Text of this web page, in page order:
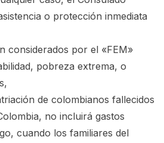
o protección inmediata
considerados por el «FEM»
pobreza extrema, o
de colombianos fallecidos
no incluirá gastos
cuando los familiares del